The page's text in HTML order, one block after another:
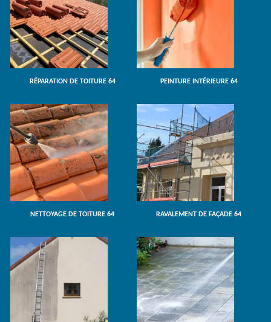
RÉPARATION DE TOITURE 64 PEINTURE INTÉRIEURE 64
NETTOYAGE DE TOITURE 64 RAVALEMENT DE FAÇADE 64